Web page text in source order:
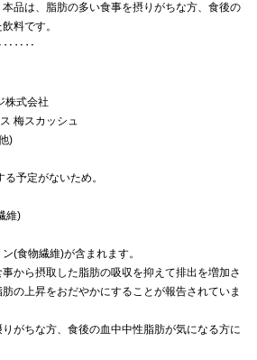
品は、脂肪の多い食事を摂りがちな方、食後の
料です。
株式会社
梅スカッシュ
)
予定がないため。
維)
(食物繊維)が含まれます。
から摂取した脂肪の吸収を抑えて排出を増加さ
の上昇をおだやかにすることが報告されていま
がちな方、食後の血中中性脂肪が気になる方に